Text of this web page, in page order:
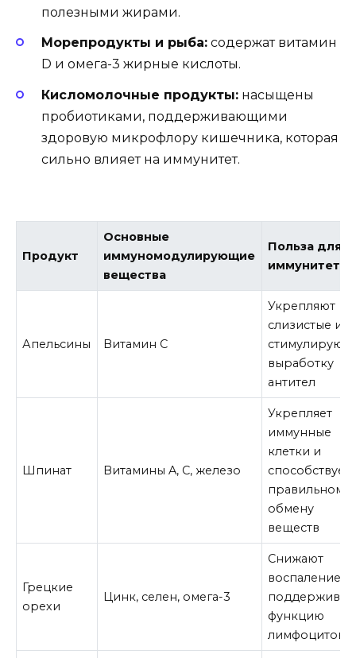
полезными жирами.
Морепродукты и рыба: содержат витамин
D и омега-3 жирные кислоты.
Кисломолочные продукты: насыщены
пробиотиками, поддерживающими
здоровую микрофлору кишечника, которая
сильно влияет на иммунитет.
Продукт
Основные
иммуномодулирующие
вещества
Польза для
иммунитета
Апельсины Витамин C
Укрепляют
слизистые и
стимулируют
выработку
антител
Шпинат Витамины A, C, железо
Укрепляет
иммунные
клетки и
способствует
правильному
обмену
веществ
Грецкие
орехи
Цинк, селен, омега-3
Снижают
воспаление и
функцию
лимфоцитов